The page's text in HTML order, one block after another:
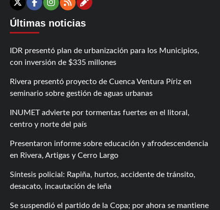
X Facebook
Instagram
RSSContáctanos
Últimas noticias
IDR presentó plan de urbanización para los Municipios,
con inversión de $335 millones
Rivera presentó proyecto de Cuenca Ventura Píriz en
seminario sobre gestión de aguas urbanas
INUMET advierte por tormentas fuertes en el litoral,
centro y norte del país
Presentaron informe sobre educación y afrodescendencia
en Rivera, Artigas y Cerro Largo
Síntesis policial: Rapiña, hurtos, accidente de tránsito,
desacato, incautación de leña
Se suspendió el partido de la Copa; por ahora se mantiene